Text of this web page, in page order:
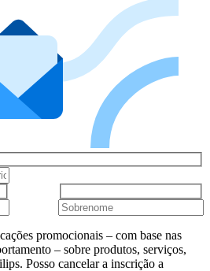
promocionais – com base nas
– sobre produtos, serviços,
Posso cancelar a inscrição a